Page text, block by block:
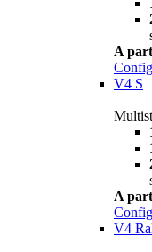
A
V4 S
A
V4